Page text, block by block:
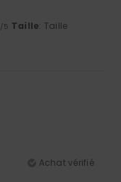
/5 Taille: Taille
Achat vérifié